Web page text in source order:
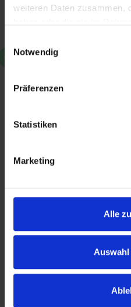
weiteren Daten zusammen,
Notwendig
Präferenzen
Statistiken
Marketing
Alle
Wir sind für jede
finanziell.